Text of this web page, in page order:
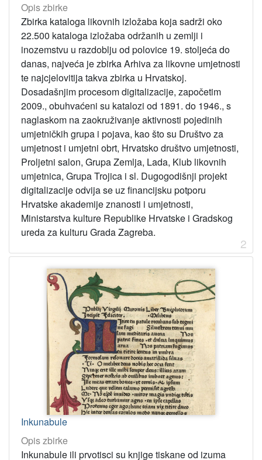
Opis zbirke
Zbirka kataloga likovnih izložaba koja sadrži oko
22.500 kataloga izložaba održanih u zemlji i
inozemstvu u razdoblju od polovice 19. stoljeća do
danas, najveća je zbirka Arhiva za likovne umjetnosti
te najcjelovitija takva zbirka u Hrvatskoj.
Dosadašnjim procesom digitalizacije, započetim
2009., obuhvaćeni su katalozi od 1891. do 1946., s
naglaskom na zaokruživanje aktivnosti pojedinih
umjetničkih grupa i pojava, kao što su Društvo za
umjetnost i umjetni obrt, Hrvatsko društvo umjetnosti,
Proljetni salon, Grupa Zemlja, Lada, Klub likovnih
umjetnica, Grupa Trojica i sl. Dugogodišnji projekt
digitalizacije odvija se uz financijsku potporu
Hrvatske akademije znanosti i umjetnosti,
Ministarstva kulture Republike Hrvatske i Gradskog
ureda za kulturu Grada Zagreba.
2
Inkunabule
Opis zbirke
Inkunabule ili prvotisci su knjige tiskane od izuma